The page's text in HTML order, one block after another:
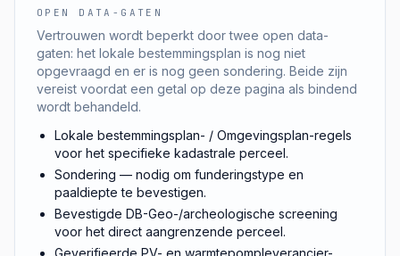
OPEN DATA-GATEN
Vertrouwen wordt beperkt door twee open data-
gaten: het lokale bestemmingsplan is nog niet
opgevraagd en er is nog geen sondering. Beide zijn
vereist voordat een getal op deze pagina als bindend
wordt behandeld.
Lokale bestemmingsplan- / Omgevingsplan-regels
voor het specifieke kadastrale perceel.
Sondering — nodig om funderingstype en
paaldiepte te bevestigen.
Bevestigde DB-Geo-/archeologische screening
voor het direct aangrenzende perceel.
Geverifieerde PV- en warmtepompleverancier-